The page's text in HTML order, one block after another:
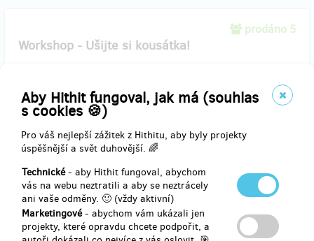
Aby Hithit fungoval, jak má (souhlas
s cookies 🍪)
Pro váš nejlepší zážitek z Hithitu, aby byly projekty
úspěšnější a svět duhovější. 🌈
Technické- aby Hithit fungoval, abychom
vás na webu neztratili a aby se neztrácely
ani vaše odměny. 🙂 (vždy aktivní)
Marketingové- abychom vám ukázali jen
projekty, které opravdu chcete podpořit, a
prodáno 5
Workshop - Ušijte si kousátka!
je veškeré vybavení, materiál a pomoc s šitím.
Do e-mailu vám pošlu
vytištění, ideální jako dárek. Termíny sestavím po dokončení
rekonstrukce a otevření Místa. Adresa: Šmeralova 6, Praha 7
Doručení odměny: do čtvrt roku po ukončení projektu na Hithitu
500 Kč